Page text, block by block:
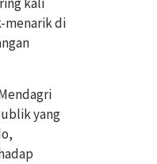
menarik di
yang